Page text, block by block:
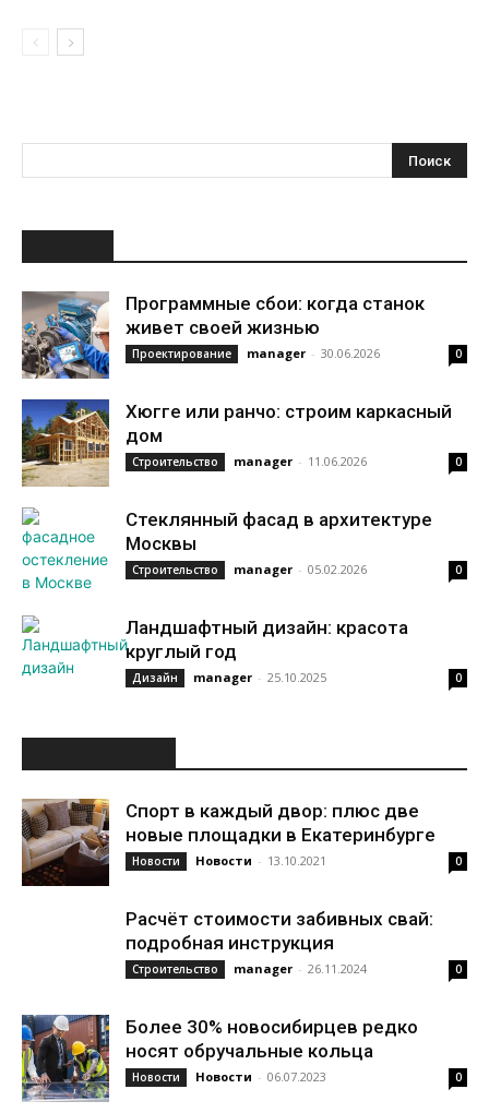
Программные сбои: когда станок
живет своей жизнью
Проектирование manager - 30.06.2026 0
Хюгге или ранчо: строим каркасный
дом
Строительство manager - 11.06.2026 0
Стеклянный фасад в архитектуре
Москвы
Строительство manager - 05.02.2026 0
Ландшафтный дизайн: красота
круглый год
Дизайн manager - 25.10.2025 0
Спорт в каждый двор: плюс две
новые площадки в Екатеринбурге
Новости Новости - 13.10.2021 0
Расчёт стоимости забивных свай:
подробная инструкция
Строительство manager - 26.11.2024 0
Более 30% новосибирцев редко
носят обручальные кольца
Новости Новости - 06.07.2023 0